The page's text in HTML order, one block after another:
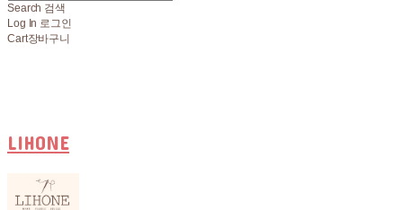
Search 검색
Log In 로그인
Cart장바구니
LIHONE